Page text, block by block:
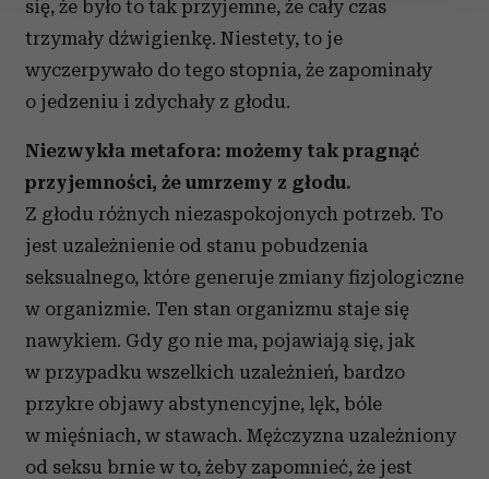
Wykorzystujemy pliki cookie do spersonalizowania treści
i reklam, aby oferować funkcje społecznościowe i
analizować ruch w naszej witrynie. Informacje o tym, jak
korzystasz z naszej witryny, udostępniamy partnerom
Partnerzy mogą połączyć te informacje z innymi danymi
otrzymanymi od Ciebie lub uzyskanymi podczas
korzystania z ich usług.
się, że było to tak przyjemne, że cały czas
trzymały dźwigienkę. Niestety, to je
wyczerpywało do tego stopnia, że zapominały
o jedzeniu i zdychały z głodu.
Niezwykła metafora: możemy tak pragnąć
przyjemności, że umrzemy z głodu.
Z głodu różnych niezaspokojonych potrzeb. To
jest uzależnienie od stanu pobudzenia
seksualnego, które generuje zmiany fizjologiczne
w organizmie. Ten stan organizmu staje się
nawykiem. Gdy go nie ma, pojawiają się, jak
w przypadku wszelkich uzależnień, bardzo
przykre objawy abstynencyjne, lęk, bóle
w mięśniach, w stawach. Mężczyzna uzależniony
od seksu brnie w to, żeby zapomnieć, że jest